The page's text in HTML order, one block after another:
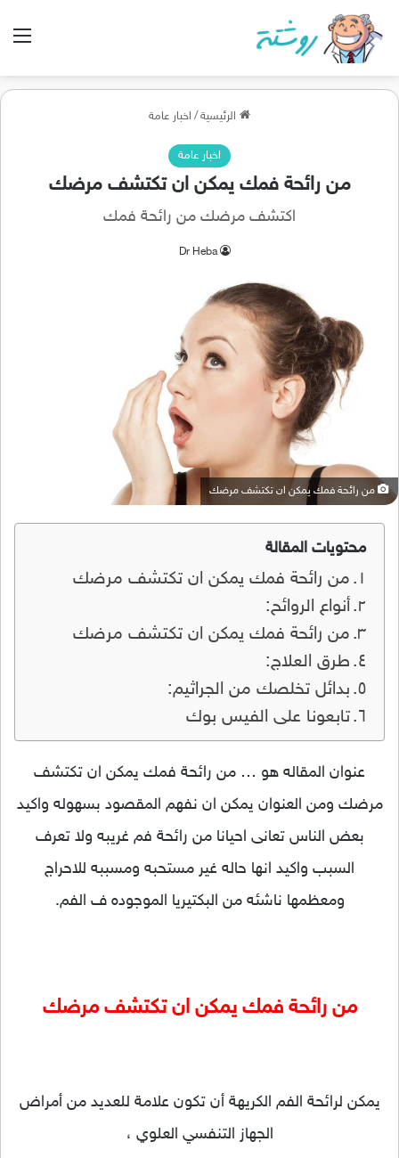
الرئيسية/ اخبار عامة
اخبار عامة
من رائحة فمك يمكن ان تكتشف مرضك
اكتشف مرضك من رائحة فمك
Dr Heba
من رائحة فمك يمكن ان تكتشف مرضك
محتويات المقالة
من رائحة فمك يمكن ان تكتشف مرضك
أنواع الروائح:
من رائحة فمك يمكن ان تكتشف مرضك
طرق العلاج:
بدائل تخلصك من الجراثيم:
تابعونا على الفيس بوك
عنوان المقاله هو … من رائحة فمك يمكن ان تكتشف
مرضك ومن العنوان يمكن ان نفهم المقصود بسهوله واكيد
بعض الناس تعانى احيانا من رائحة فم غريبه ولا تعرف
السبب واكيد انها حاله غير مستحبه ومسببه للاحراج
ومعظمها ناشئه من البكتيريا الموجوده ف الفم.
من رائحة فمك يمكن ان تكتشف مرضك
يمكن لرائحة الفم الكريهة أن تكون علامة للعديد من أمراض
الجهاز التنفسي العلوي ،